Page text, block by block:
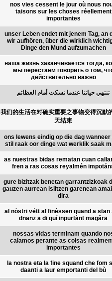
nos vies cessent le jour où nous
taisons sur les choses réellement
importantes
unser Leben endet mit jenem Tag, an
wir aufhören, über die wirklich
Dinge den Mund aufzumachen
наша жизнь заканчивается тогда,
мы перестаем говорить о том,
действительно важно
تنتهي حياتنا عندما نسكت أمام العظائم
我们的生活在对确实重要之事物变得沉默
天结束
ons lewens eindig op die dag wanneer
stil raak oor dinge wat werklik saak
as nuestras bidas rematan cuan
fren a ras cosas reyalmén
gure bizitzak benetan garrantzizkoak
gauzen aurrean isiltzen garenean
dira
äl nòstri vétt äl finéssen quand a stän
dnanz a di quî inpurtànt magâra
nossas vidas terminam quando
calamos perante as coisas
importantes
la nostra eta la fine squand che fom
daanti a laur emportanti del bù